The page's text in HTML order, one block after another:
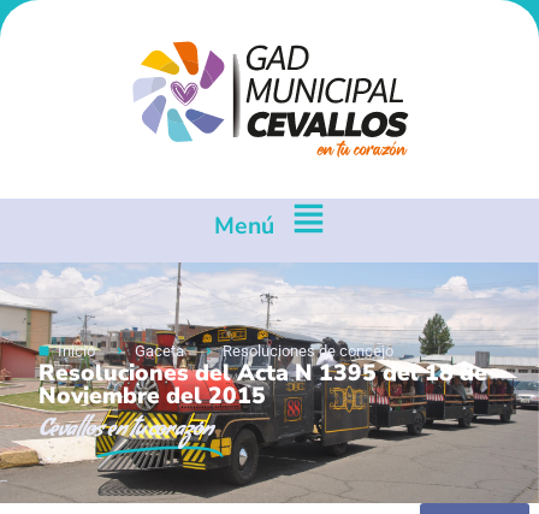
Menú
Inicio Gaceta Resoluciones de concejo
Resoluciones del Acta N 1395 del 18 de
Noviembre del 2015
Cevallosen tu corazón